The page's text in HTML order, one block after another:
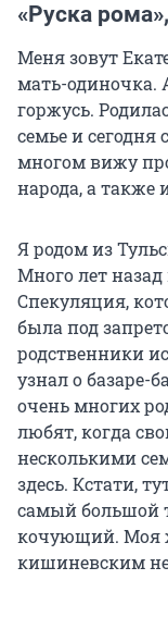
«Руска
Меня зовут
мать-одиночка.
горжусь.
семье и
многом вижу
народа, а также
Я родом из
Много лет
Спекуляция,
была под
родственники
узнал о базаре-
очень многих
любят, когда
несколькими
здесь. Кстати,
самый большой
кочующий. Моя
кишиневским